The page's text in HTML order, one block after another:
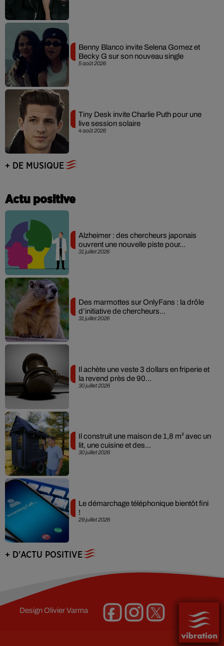
5 août 2026
Benny Blanco invite Selena Gomez et
Becky G sur son nouveau single
4 août 2026
Tiny Desk invite Charlie Puth pour une
live session solaire
+ DE MUSIQUE
Actu positive
31 juillet 2026
Alzheimer : des chercheurs japonais
ouvrent une nouvelle piste pour...
31 juillet 2026
Des marmottes sur OnlyFans : la drôle
d’initiative de chercheurs...
30 juillet 2026
Il achète une veste 3 dollars en friperie et
la revend près de 90...
30 juillet 2026
Il construit une maison de 1,8 m² avec un
lit, une cuisine et des...
29 juillet 2026
Le démarchage téléphonique bientôt fini
!
+ D'ACTU POSITIVE
DesignOlivier Varma